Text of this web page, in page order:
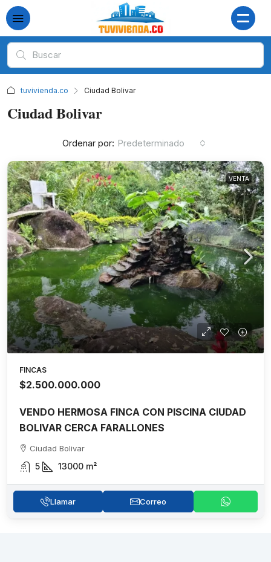
tuvivienda.co Ciudad Bolivar
Ciudad Bolivar
Ordenar por: Predeterminado
VENTA
FINCAS
$2.500.000.000
VENDO HERMOSA FINCA CON PISCINA CIUDAD
BOLIVAR CERCA FARALLONES
Ciudad Bolivar
5 13000 m²
Llamar Correo